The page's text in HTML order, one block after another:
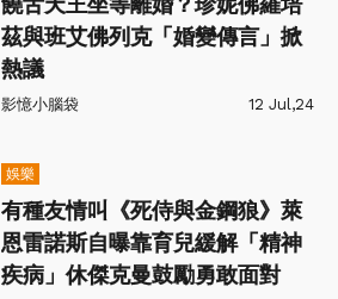
茲與班艾佛列克「婚變傳言」掀
熱議
影憶小腦袋 12 Jul,24
娛樂
有種友情叫《死侍與金鋼狼》萊
恩雷諾斯自曝靠育兒緩解「精神
疾病」休傑克曼鼓勵勇敢面對